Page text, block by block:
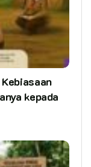
kepada